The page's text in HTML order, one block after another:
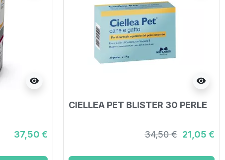
visibility
37,50 €
visibility
CIELLEA PET BLISTER 30 PERLE
34,50 € 21,05 €